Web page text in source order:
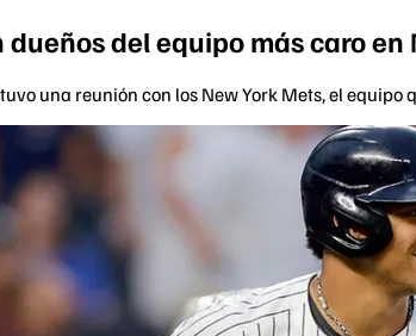
dueños del equipo más caro en
una reunión con los New York Mets, el